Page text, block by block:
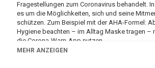
Fragestellungen zum Coronavirus behandelt.
es um die Möglichkeiten, sich und seine
schützen. Zum Beispiel mit der AHA-Formel:
Hygiene beachten – im Alltag Maske tragen –
die Corona-Warn-App nutzen.
MEHR ANZEIGEN